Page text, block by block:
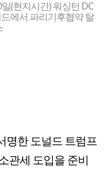
(현지시간) 워싱턴 DC
에서 파리기후협약 탈
명한 도널드 트럼프
관세 도입을 준비